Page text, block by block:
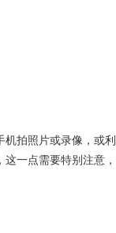
拍照片或录像，或
一点需要特别注意